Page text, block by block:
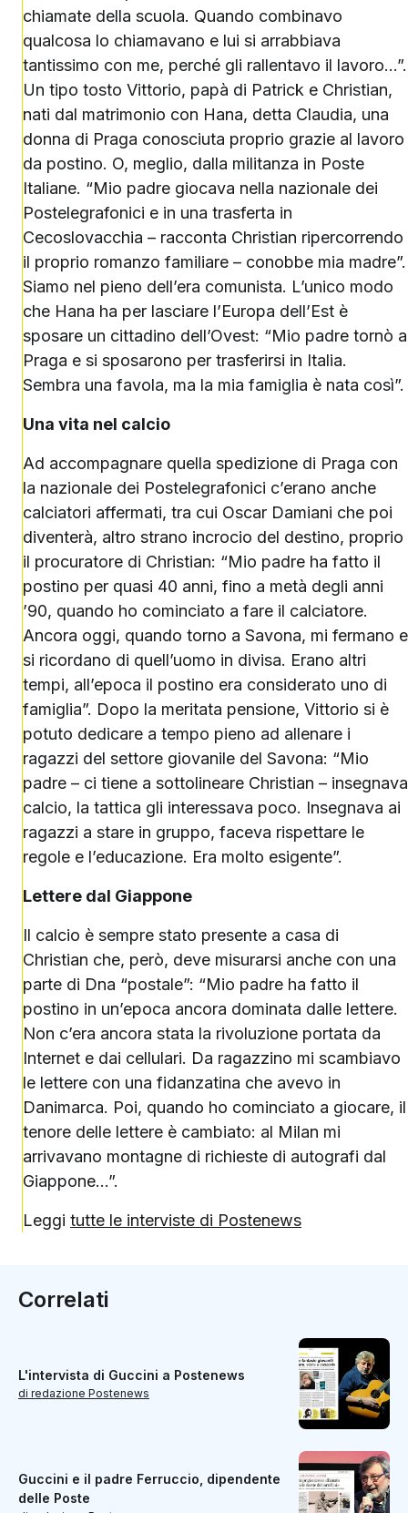
chiamate della scuola. Quando combinavo
qualcosa lo chiamavano e lui si arrabbiava
tantissimo con me, perché gli rallentavo il lavoro…”.
Un tipo tosto Vittorio, papà di Patrick e Christian,
nati dal matrimonio con Hana, detta Claudia, una
donna di Praga conosciuta proprio grazie al lavoro
da postino. O, meglio, dalla militanza in Poste
Italiane. “Mio padre giocava nella nazionale dei
Postelegrafonici e in una trasferta in
Cecoslovacchia – racconta Christian ripercorrendo
il proprio romanzo familiare – conobbe mia madre”.
Siamo nel pieno dell’era comunista. L’unico modo
che Hana ha per lasciare l’Europa dell’Est è
sposare un cittadino dell’Ovest: “Mio padre tornò a
Praga e si sposarono per trasferirsi in Italia.
Sembra una favola, ma la mia famiglia è nata così”.
Una vita nel calcio
Ad accompagnare quella spedizione di Praga con
la nazionale dei Postelegrafonici c’erano anche
calciatori affermati, tra cui Oscar Damiani che poi
diventerà, altro strano incrocio del destino, proprio
il procuratore di Christian: “Mio padre ha fatto il
postino per quasi 40 anni, fino a metà degli anni
’90, quando ho cominciato a fare il calciatore.
Ancora oggi, quando torno a Savona, mi fermano e
si ricordano di quell’uomo in divisa. Erano altri
tempi, all’epoca il postino era considerato uno di
famiglia”. Dopo la meritata pensione, Vittorio si è
potuto dedicare a tempo pieno ad allenare i
ragazzi del settore giovanile del Savona: “Mio
padre – ci tiene a sottolineare Christian – insegnava
calcio, la tattica gli interessava poco. Insegnava ai
ragazzi a stare in gruppo, faceva rispettare le
regole e l’educazione. Era molto esigente”.
Lettere dal Giappone
Il calcio è sempre stato presente a casa di
Christian che, però, deve misurarsi anche con una
parte di Dna “postale”: “Mio padre ha fatto il
postino in un’epoca ancora dominata dalle lettere.
Non c’era ancora stata la rivoluzione portata da
Internet e dai cellulari. Da ragazzino mi scambiavo
le lettere con una fidanzatina che avevo in
Danimarca. Poi, quando ho cominciato a giocare, il
tenore delle lettere è cambiato: al Milan mi
arrivavano montagne di richieste di autografi dal
Giappone…”.
Leggi tutte le interviste di Postenews
Correlati
L'intervista di Guccini a Postenews
di redazione Postenews
Guccini e il padre Ferruccio, dipendente
delle Poste